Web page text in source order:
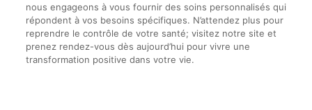
nous engageons à vous fournir des soins personnalisés qui
répondent à vos besoins spécifiques. N’attendez plus pour
reprendre le contrôle de votre santé; visitez notre site et
prenez rendez-vous dès aujourd’hui pour vivre une
transformation positive dans votre vie.